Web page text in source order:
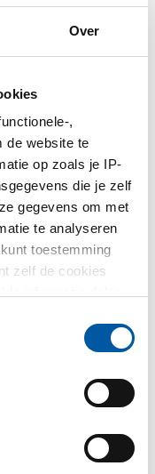
Over
,
de website te
op zoals je IP-
die je zelf
gegevens om met
te analyseren
toestemming
zelf de cookies
je in ons
knie met
45/60/75/90
kruisstuk BSP